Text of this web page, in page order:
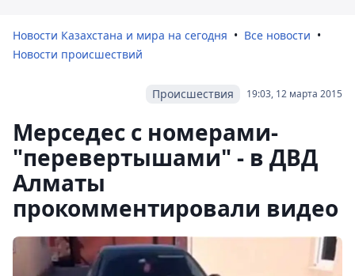
Новости Казахстана и мира на сегодня
Все новости
Новости происшествий
19:03, 12 марта 2015
Происшествия
Мерседес с номерами-
"перевертышами" - в ДВД
Алматы
прокомментировали видео